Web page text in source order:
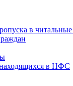
в читальные
в НФС